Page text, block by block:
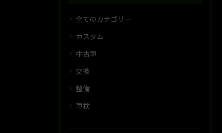
全てのカテゴリー
カスタム
中古車
交換
整備
車検